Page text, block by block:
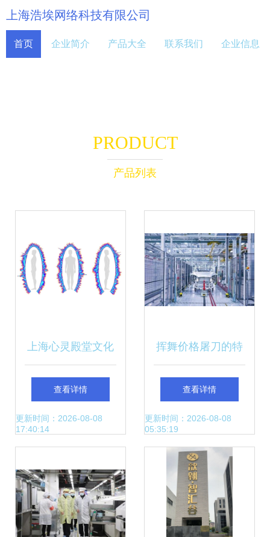
上海浩埃网络科技有限公司
首页 企业简介 产品大全 联系我们 企业信息
PRODUCT
产品列表
上海心灵殿堂文化
查看详情
更新时间：2026-08-08
17:40:14
挥舞价格屠刀的特
斯拉 能否引领新能
源车企干掉传统车
企？
查看详情
更新时间：2026-08-08
05:35:19